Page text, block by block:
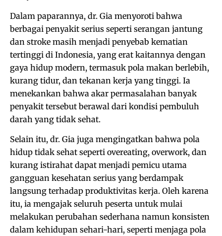
Dalam paparannya, dr. Gia menyoroti bahwa
berbagai penyakit serius seperti serangan jantung
dan stroke masih menjadi penyebab kematian
tertinggi di Indonesia, yang erat kaitannya dengan
gaya hidup modern, termasuk pola makan berlebih,
kurang tidur, dan tekanan kerja yang tinggi. Ia
menekankan bahwa akar permasalahan banyak
penyakit tersebut berawal dari kondisi pembuluh
darah yang tidak sehat.
Selain itu, dr. Gia juga mengingatkan bahwa pola
hidup tidak sehat seperti overeating, overwork, dan
kurang istirahat dapat menjadi pemicu utama
gangguan kesehatan serius yang berdampak
langsung terhadap produktivitas kerja. Oleh karena
itu, ia mengajak seluruh peserta untuk mulai
melakukan perubahan sederhana namun konsisten
dalam kehidupan sehari-hari, seperti menjaga pola